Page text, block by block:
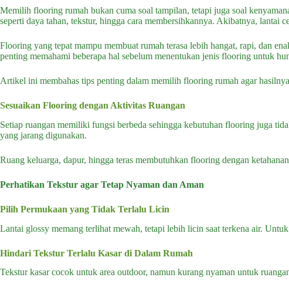
Memilih flooring rumah bukan cuma soal tampilan, tetapi juga soal
seperti daya tahan, tekstur, hingga cara membersihkannya. Akibatnya, lantai
Flooring yang tepat mampu membuat rumah terasa lebih hangat, rapi, dan
penting memahami beberapa hal sebelum menentukan jenis flooring untuk
Artikel ini membahas tips penting dalam memilih flooring rumah agar
Sesuaikan Flooring dengan Aktivitas Ruangan
Setiap ruangan memiliki fungsi berbeda sehingga kebutuhan flooring juga
yang jarang digunakan.
Ruang keluarga, dapur, hingga teras membutuhkan flooring dengan
Perhatikan Tekstur agar Tetap Nyaman dan Aman
Pilih Permukaan yang Tidak Terlalu Licin
Lantai glossy memang terlihat mewah, tetapi lebih licin saat terkena air.
Hindari Tekstur Terlalu Kasar di Dalam Rumah
Tekstur kasar cocok untuk area outdoor, namun kurang nyaman untuk